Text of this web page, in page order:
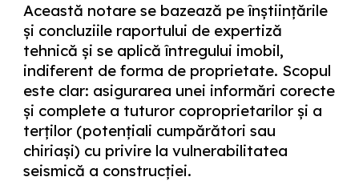
Această notare se bazează pe înștiințările
și concluziile raportului de expertiză
tehnică și se aplică întregului imobil,
indiferent de forma de proprietate. Scopul
este clar: asigurarea unei informări corecte
și complete a tuturor coproprietarilor și a
terților (potențiali cumpărători sau
chiriași) cu privire la vulnerabilitatea
seismică a construcției.